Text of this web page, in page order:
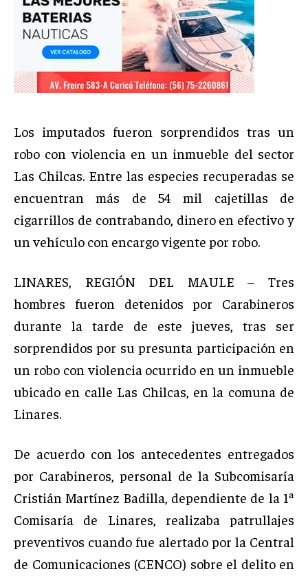
Los imputados fueron sorprendidos tras un
robo con violencia en un inmueble del sector
Las Chilcas. Entre las especies recuperadas se
encuentran más de 54 mil cajetillas de
cigarrillos de contrabando, dinero en efectivo y
un vehículo con encargo vigente por robo.
LINARES, REGIÓN DEL MAULE – Tres
hombres fueron detenidos por Carabineros
durante la tarde de este jueves, tras ser
sorprendidos por su presunta participación en
un robo con violencia ocurrido en un inmueble
ubicado en calle Las Chilcas, en la comuna de
Linares.
De acuerdo con los antecedentes entregados
por Carabineros, personal de la Subcomisaría
Cristián Martínez Badilla, dependiente de la 1ª
Comisaría de Linares, realizaba patrullajes
preventivos cuando fue alertado por la Central
de Comunicaciones (CENCO) sobre el delito en